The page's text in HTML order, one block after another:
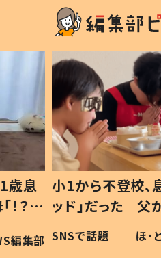
歳息
？」
編集部
小1から不登校、
ッド」だった 父
作り続ける理由
#令和の子
SNSで話題 ほ・